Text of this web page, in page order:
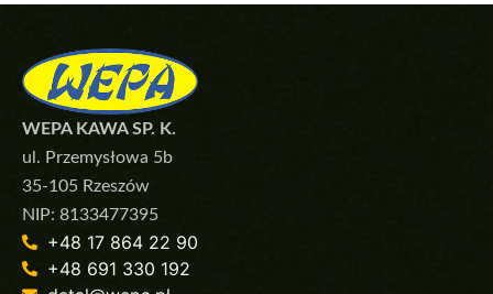
WEPA KAWA SP. K.
ul. Przemysłowa 5b
35-105 Rzeszów
NIP: 8133477395
+48 17 864 22 90
+48 691 330 192